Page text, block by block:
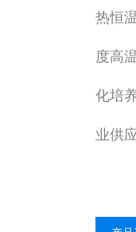
热恒
度高
化培
业供